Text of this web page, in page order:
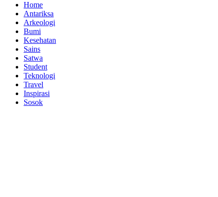
Home
Antariksa
Arkeologi
Bumi
Kesehatan
Sains
Satwa
Student
Teknologi
Travel
Inspirasi
Sosok